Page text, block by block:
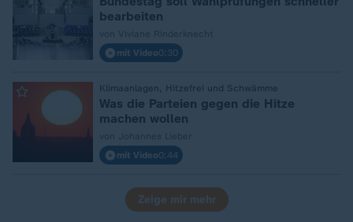
bearbeiten
mit Video0:30
Klimaanlagen, Hitzefrei und Schwämme
:
Was die Parteien gegen die Hitze
machen wollen
mit Video0:44
Zeige mir mehr